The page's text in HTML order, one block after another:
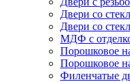
Двери со
Двери со
МДФ с
Порошковое
Порошковое
Филенчатые